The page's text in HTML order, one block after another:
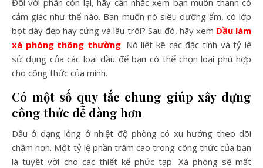
Đối với phần còn lại, hãy cân nhắc xem bạn muốn thanh có
cảm giác như thế nào. Bạn muốn nó siêu dưỡng ẩm, có lớp
bọt dày đẹp hay cứng và lâu trôi? Sau đó, hãy xem Dầu làm
xà phòng thông thường. Nó liệt kê các đặc tính và tỷ lệ
sử dụng của các loại dầu để bạn có thể chọn loại phù hợp
cho công thức của mình.
Có một số quy tắc chung giúp xây dựng
công thức dễ dàng hơn
Dầu ở dạng lỏng ở nhiệt độ phòng có xu hướng theo dõi
chậm hơn. Một tỷ lệ phần trăm cao trong công thức của bạn
là tuyệt vời cho các thiết kế phức tạp. Xà phòng sẽ mất